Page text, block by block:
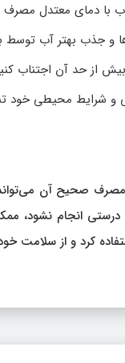
با دمای معتدل
و جذب بهتر آب
از حد آن اجتناب
و شرایط محیطی خود
صحیح آن می‌تواند
انجام نشود،
کرد و از سلامت